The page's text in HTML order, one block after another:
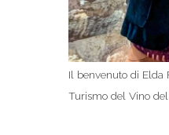
Il benvenuto di Elda
Turismo del Vino